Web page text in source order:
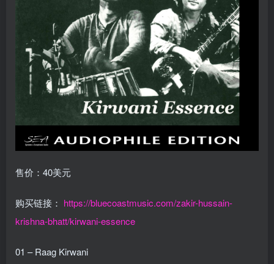
售价：40美元
购买链接： https://bluecoastmusic.com/zakir-hussain-
krishna-bhatt/kirwani-essence
01 – Raag Kirwani